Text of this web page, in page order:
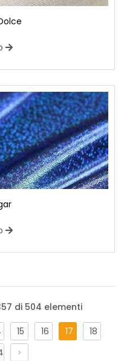
PL Morena
di 504 elementi
15 16 17
18